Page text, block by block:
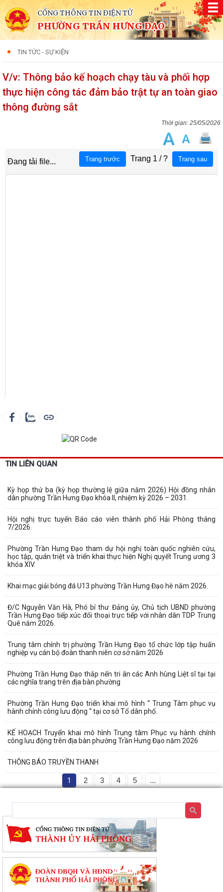
CỔNG THÔNG TIN ĐIỆN TỬ
PHƯỜNG TRẦN HƯNG ĐẠO
TIN TỨC - SỰ KIỆN
V/v: Thông bảo kế hoạch chạy tàu và phối hợp
thực hiện công tác đảm bảo trật tự an toàn giao
thông đường sắt
25/05/2026
TIN LIÊN QUAN
Kỳ họp thứ ba (kỳ họp thường lệ giữa năm 2026) Hội đồng nhân
dân phường Trần Hưng Đạo khóa II, nhiệm kỳ 2026 – 2031.
Hội nghị trực tuyến Báo cáo viên thành phố Hải Phòng tháng
7/2026.
Phường Trần Hưng Đạo tham dự hội nghị toàn quốc nghiên cứu,
học tập, quán triệt và triển khai thực hiện Nghị quyết Trung ương 3
khóa XIV.
Khai mạc giải bóng đá U13 phường Trần Hưng Đạo hè năm 2026.
Đ/C Nguyễn Văn Hà, Phó bí thư Đảng ủy, Chủ tịch UBND phường
Trần Hưng Đạo tiếp xúc đối thoại trực tiếp với nhân dân TDP Trung
Quê năm 2026.
Trung tâm chính trị phường Trần Hưng Đạo tổ chức lớp tập huấn
nghiệp vụ cán bộ đoàn thanh niên cơ sở năm 2026
Phường Trần Hưng Đạo thắp nến tri ân các Anh hùng Liệt sĩ tại tại
các nghĩa trang trên địa bàn phường
Phường Trần Hưng Đạo triển khai mô hình “ Trung Tâm phục vụ
hành chính công lưu động “ tại cơ sở Tổ dân phố.
KẾ HOẠCH Truyển khai mô hình Trung tâm Phục vụ hành chính
công lưu động trên địa bàn phường Trần Hưng Đạo năm 2026
THÔNG BÁO TRUYỀN THANH
1 2 3 4 5 ...